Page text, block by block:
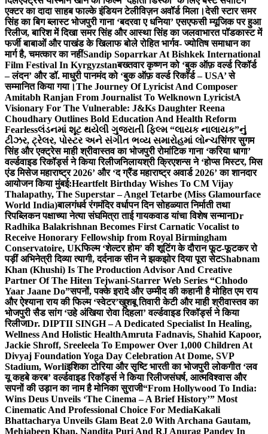
एक्टर का दादा साहब फाल्के इंडियन टेलीविज़न अवॉर्ड मिला।देसी स्टार समर
सिंह का बिग ब्लास्ट भोजपुरी गाना ‘बदरवा ए धनिया’ एसएफसी म्यूजिक पर हुआ
रिलीज, बारिश में दिखा समर सिंह और आस्था सिंह का जलवाभारत पॉडकास्ट में
फर्जी बाबाओं और पाखंड के खिलाफ बोले रोहित भार्गव- ज्योतिष समाधान का
मार्ग है, चमत्कार का नहींSandip Soparrkar At Bishkek International
Film Festival In Kyrgyzstanबख्तवार कृष्णन को ‘बुक ऑफ़ वर्ल्ड रिकॉर्ड
– लंदन’ और डॉ. माधुरी पानमंद को ‘बुक ऑफ़ वर्ल्ड रिकॉर्ड – USA’ से
सम्मानित किया गया।The Journey Of Lyricist And Composer
Amitabh Ranjan From Journalist To Welknown LyricistA
Visionary For The Vulnerable: J&Ks Daughter Reena
Choudhary Outlines Bold Education And Health Reform
Fearlessલંડનમાં શૂટ થયેલી ગુજરાતી ફિલ્મ “લાયક નાલાયક”નું
ટીઝર, ટ્રેલર, પોસ્ટર અને સંગીત ભવ્ય સમારોહમાં લોન્ચसिंगर सुगम
सिंह और एक्ट्रेस माही श्रीवास्तव का भोजपुरी रोमांटिक गाना ‘करिया धागा’
वर्ल्डवाइड रिकॉर्ड्स ने किया रिलीजनिलायश्री क्रिएशन्स ने ‘होप्स मिस्टर, मिस
एंड मिसेज महाराष्ट्र 2026’ और ‘द ग्रैंड महाराष्ट्र अवार्ड 2026’ का शानदार
आयोजन किया मुंबई:Heartfelt Birthday Wishes To CM Vijay
Thalapathy, The Superstar – Angel Tetarbe (Miss Glamourface
World India)बालगंधर्व रंगमंदिर वर्धापन दिन सोहळ्यात निर्माती तथा
रिपब्लिकन पक्षाच्या नेत्या संघमित्रा ताई गायकवाड यांचा विशेष सन्मानDr
Radhika Balakrishnan Becomes First Carnatic Vocalist to
Receive Honorary Fellowship from Royal Birmingham
Conservatoire, UKफिल्म ‘शेल्टर होम’ की शूटिंग के दौरान फूट-फूटकर रो
पड़ीं अभिनेत्री दिव्या त्यागी, दर्दनाक सीन ने झकझोर दिया पूरा सेटShabnam
Khan (Khushi) Is The Production Advisor And Creative
Partner Of The Hiten Tejwani-Starrer Web Series “Chhodo
Yaar Jaane Do”सपनों, पक्के इरादे और उम्मीद की कहानी है मोहित एम राय
और ऐश्याना राय की फिल्म ‘स्वेटर’खुशबू तिवारी केटी और माही श्रीवास्तव का
भोजपुरी सैड सांग ‘उहे अंखिया रोवा दिहला’ वर्ल्डवाइड रिकॉर्ड्स ने किया
रिलीजDr. DIPTII SINGH – A Dedicated Specialist In Healing,
Wellness And Holistic HealthAmruta Fadnavis, Shahid Kapoor,
Jackie Shroff, Sreeleela To Empower Over 1,000 Children At
Divyaj Foundation Yoga Day Celebration At Dome, SVP
Stadium, Worliइशिका टोरिया और सृष्टि भारती का भोजपुरी लोकगीत ‘लव
यू कहबे करब’ वर्ल्डवाइड रिकॉर्ड्स ने किया रिलीजसंघर्ष, आत्मविश्वास और
सपनों की उड़ान का नाम है मोनिका सुराजी“From Hollywood To India:
Wins Deus Unveils ‘The Cinema – A Brief History’” Most
Cinematic And Professional Choice For MediaKakali
Bhattacharya Unveils Glam Beat 2.0 With Archana Gautam,
Mehjabeen Khan, Nandita Puri And RJ Anurag Pandey In